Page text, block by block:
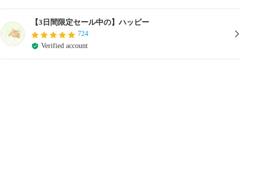
【3日間限定セール中の】ハッピー
724
Verified account